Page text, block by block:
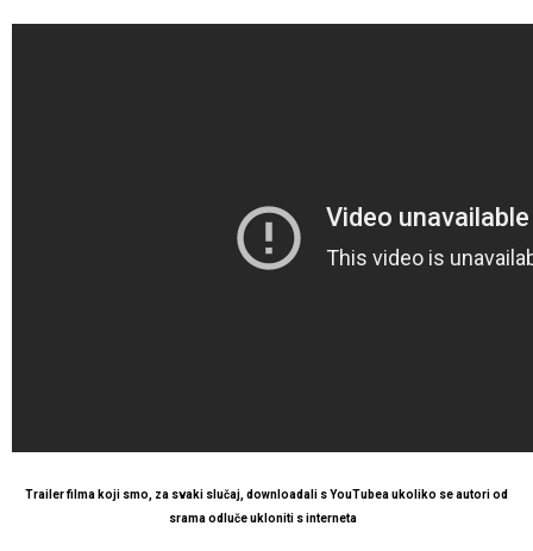
Trailer filma koji smo, za svaki slučaj, downloadali s YouTubea ukoliko se autori od
srama odluče ukloniti s interneta